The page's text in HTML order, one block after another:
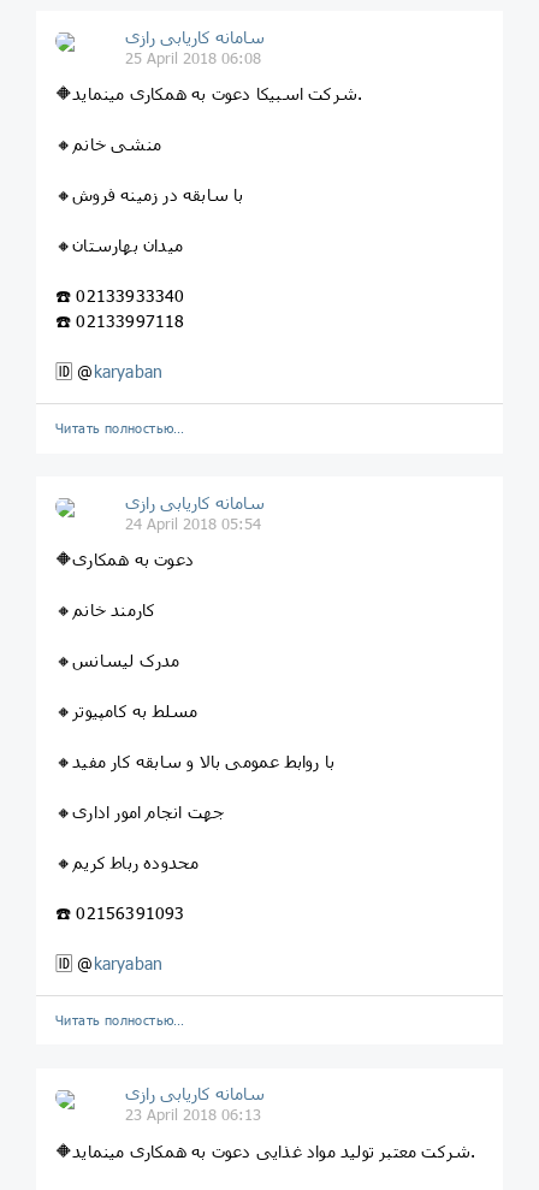
سامانه کاریابی رازی
25 April 2018 06:08
🔶شرکت اسبیکا دعوت به همکاری مینماید.
🔸منشی خانم
🔸با سابقه در زمینه فروش
🔸میدان بهارستان
☎️ 02133933340
☎️ 02133997118
🆔 @karyaban
Читать полностью…
سامانه کاریابی رازی
24 April 2018 05:54
🔶دعوت به همکاری
🔸کارمند خانم
🔸مدرک لیسانس
🔸مسلط به کامپیوتر
🔸با روابط عمومی بالا و سابقه کار مفید
🔸جهت انجام امور اداری
🔸محدوده رباط کریم
☎️ 02156391093
🆔 @karyaban
Читать полностью…
سامانه کاریابی رازی
23 April 2018 06:13
🔶شرکت معتبر تولید مواد غذایی دعوت به همکاری مینماید.